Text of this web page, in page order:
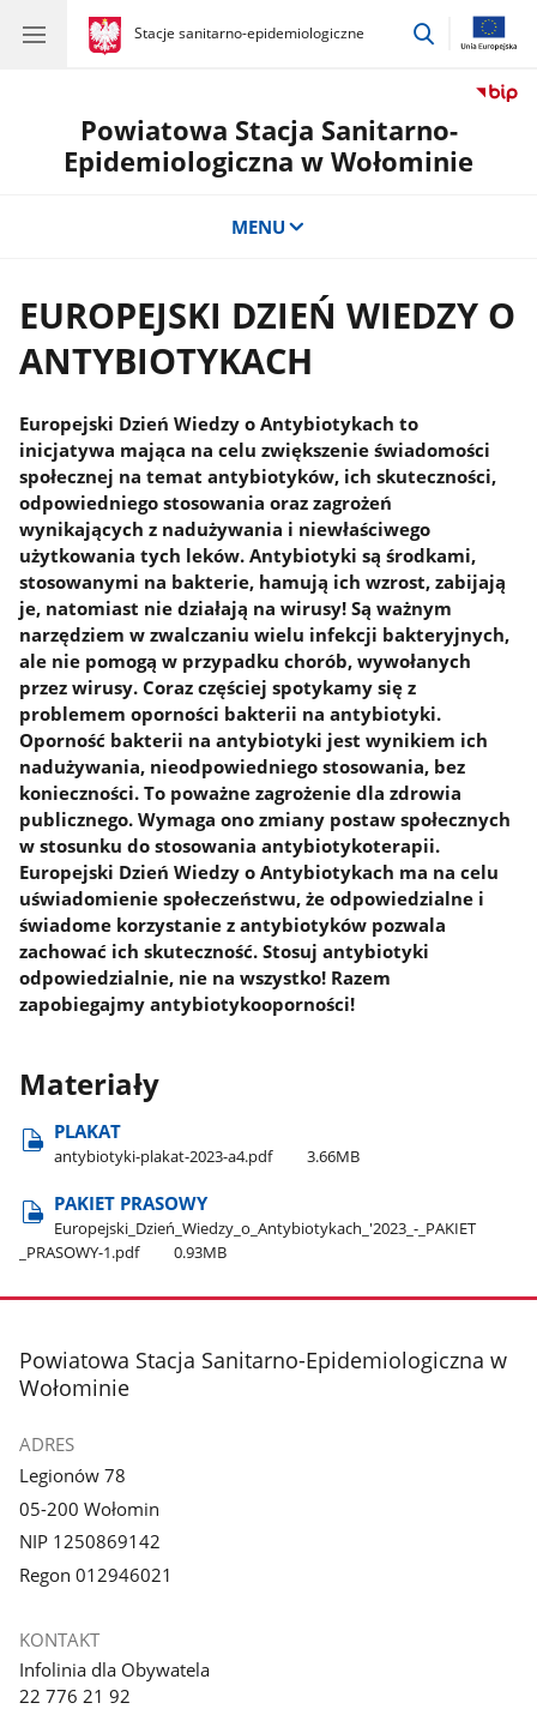
gov.pl
Stacje sanitarno-epidemiologiczne
gov.pl
Stacje
przejdź
Powiatowa Stacja Sanitarno-
Epidemiologiczna w Wołominie
MENU
EUROPEJSKI DZIEŃ WIEDZY O
ANTYBIOTYKACH
Europejski Dzień Wiedzy o Antybiotykach to
inicjatywa mająca na celu zwiększenie świadomości
społecznej na temat antybiotyków, ich skuteczności,
odpowiedniego stosowania oraz zagrożeń
wynikających z nadużywania i niewłaściwego
użytkowania tych leków. Antybiotyki są środkami,
stosowanymi na bakterie, hamują ich wzrost, zabijają
je, natomiast nie działają na wirusy! Są ważnym
narzędziem w zwalczaniu wielu infekcji bakteryjnych,
ale nie pomogą w przypadku chorób, wywołanych
przez wirusy. Coraz częściej spotykamy się z
problemem oporności bakterii na antybiotyki.
Oporność bakterii na antybiotyki jest wynikiem ich
nadużywania, nieodpowiedniego stosowania, bez
konieczności. To poważne zagrożenie dla zdrowia
publicznego. Wymaga ono zmiany postaw społecznych
w stosunku do stosowania antybiotykoterapii.
Europejski Dzień Wiedzy o Antybiotykach ma na celu
uświadomienie społeczeństwu, że odpowiedzialne i
świadome korzystanie z antybiotyków pozwala
zachować ich skuteczność. Stosuj antybiotyki
odpowiedzialnie, nie na wszystko! Razem
zapobiegajmy antybiotykooporności!
Materiały
PLAKAT
antybiotyki-plakat-2023-a4.pdf 3.66MB
PAKIET PRASOWY
Europejski​_Dzień​_Wiedzy​_o​_Antybiotykach​_'2023​_-​_PAKIET​
_PRASOWY-1.pdf
0.93MB
stopka
Powiatowa Stacja Sanitarno-Epidemiologiczna w
Wołominie
ADRES
Legionów 78
05-200 Wołomin
NIP 1250869142
Regon 012946021
KONTAKT
Infolinia dla Obywatela
22 776 21 92